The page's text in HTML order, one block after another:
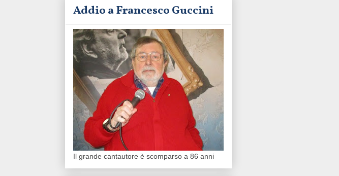
Addio a Francesco Guccini
Il grande cantautore è scomparso a 86 anni